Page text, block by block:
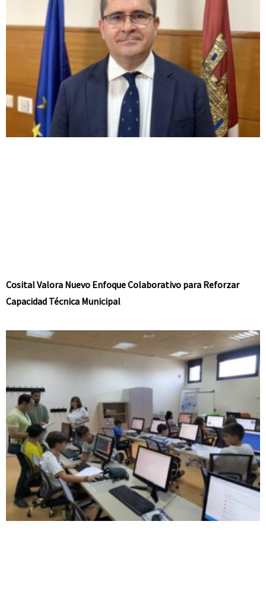
Cosital Valora Nuevo Enfoque Colaborativo para Reforzar
Capacidad Técnica Municipal